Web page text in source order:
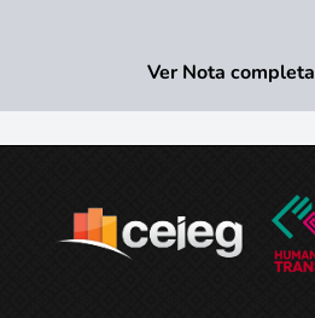
Ver Nota completa